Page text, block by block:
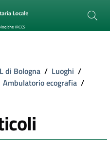
di Bologna / Luoghi /
Ambulatorio ecografia /